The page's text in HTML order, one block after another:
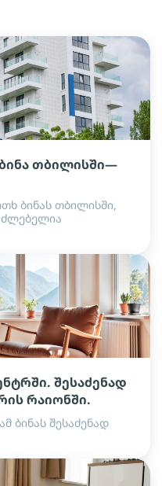
თბილისში—
ბინას თბილისში,
შესაძენად
რაიონში.
ბინას შესაძენად